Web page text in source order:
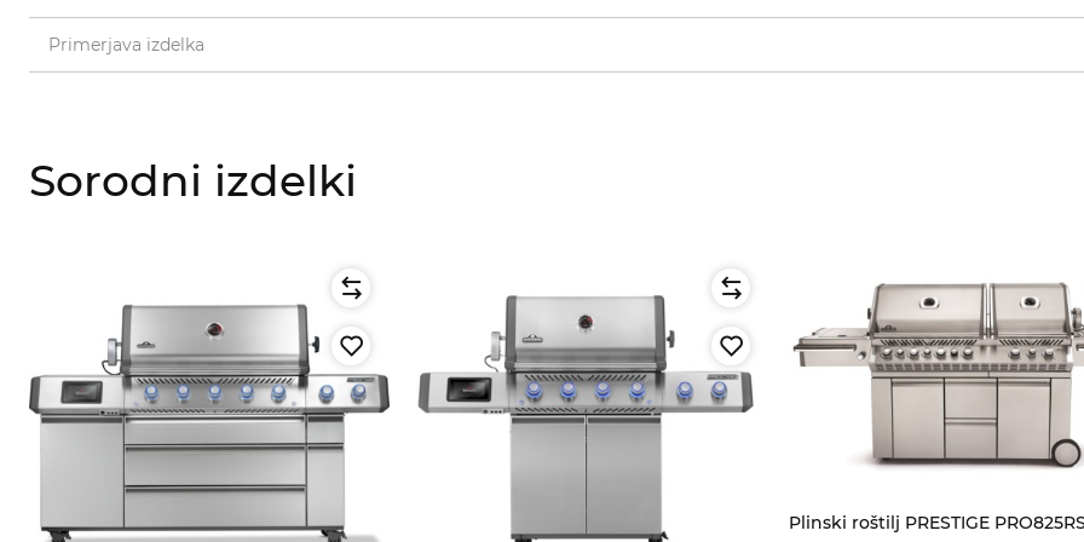
Primerjava izdelka
Sorodni izdelki
Plinski roštilj PRESTIGE